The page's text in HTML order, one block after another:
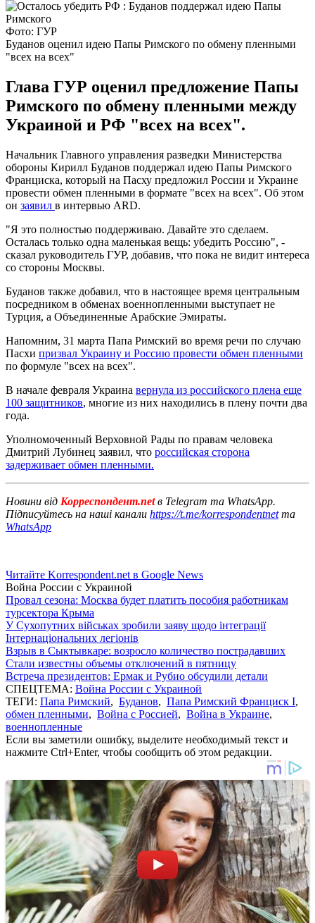
Фото: ГУР
Буданов оценил идею Папы Римского по обмену пленными
"всех на всех"
Глава ГУР оценил предложение Папы
Римского по обмену пленными между
Украиной и РФ "всех на всех".
Начальник Главного управления разведки Министерства
обороны Кирилл Буданов поддержал идею Папы Римского
Франциска, который на Пасху предложил России и Украине
провести обмен пленными в формате "всех на всех". Об этом
он заявил в интервью ARD.
"Я это полностью поддерживаю. Давайте это сделаем.
Осталась только одна маленькая вещь: убедить Россию", -
сказал руководитель ГУР, добавив, что пока не видит интереса
со стороны Москвы.
Буданов также добавил, что в настоящее время центральным
посредником в обменах военнопленными выступает не
Турция, а Объединенные Арабские Эмираты.
Напомним, 31 марта Папа Римский во время речи по случаю
Пасхи призвал Украину и Россию провести обмен пленными
по формуле "всех на всех".
В начале февраля Украина вернула из российского плена еще
100 защитников, многие из них находились в плену почти два
года.
Уполномоченный Верховной Рады по правам человека
Дмитрий Лубинец заявил, что российская сторона
задерживает обмен пленными.
Новини від Корреспондент.netв Telegram та WhatsApp.
Підписуйтесь на наші канали https://t.me/korrespondentnetта
WhatsApp
Читайте Korrespondent.net в Google News
Война России с Украиной
Провал сезона: Москва будет платить пособия работникам
турсектора Крыма
У Сухопутних військах зробили заяву щодо інтеграції
Інтернаціональних легіонів
Взрыв в Сыктывкаре: возросло количество пострадавших
Стали известны объемы отключений в пятницу
Встреча президентов: Ермак и Рубио обсудили детали
СПЕЦТЕМА: Война России с Украиной
ТЕГИ: Папа Римский, Буданов, Папа Римский Франциск I,
обмен пленными, Война с Россией, Война в Украине,
военнопленные
Если вы заметили ошибку, выделите необходимый текст и
нажмите Ctrl+Enter, чтобы сообщить об этом редакции.